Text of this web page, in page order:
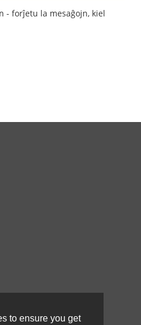
to ensure you get
- forĵetu la mesaĝojn, kiel